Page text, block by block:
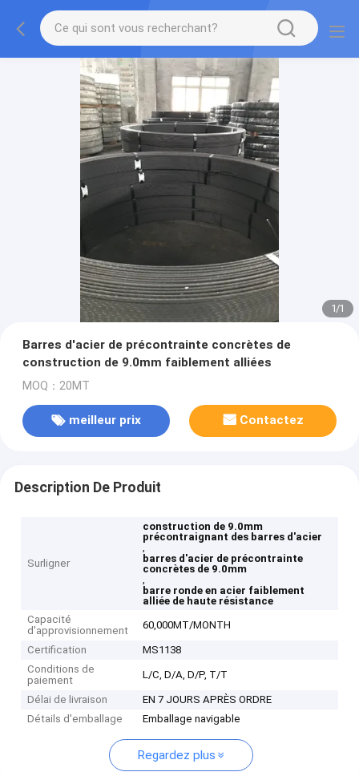
1/1
Barres d'acier de précontrainte concrètes de
construction de 9.0mm faiblement alliées
MOQ：20MT
meilleur prix Contactez
Description De Produit
Surligner
construction de 9.0mm
précontraignant des barres d'acier
,
barres d'acier de précontrainte
concrètes de 9.0mm
,
barre ronde en acier faiblement
alliée de haute résistance
Capacité
d'approvisionnement
60,000MT/MONTH
Certification
MS1138
Conditions de
paiement
L/C, D/A, D/P, T/T
Délai de livraison
EN 7 JOURS APRÈS ORDRE
Détails d'emballage
Emballage navigable
Regardez plus